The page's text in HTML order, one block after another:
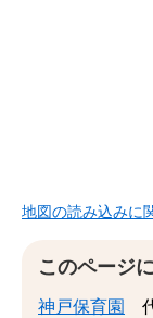
地図の読み込みに
このページ
神戸保育園